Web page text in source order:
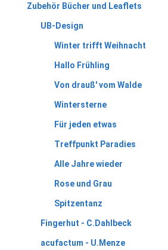
Zubehör Bücher und Leaflets
UB-Design
Winter trifft Weihnacht
Hallo Frühling
Von drauß' vom Walde
Wintersterne
Für jeden etwas
Treffpunkt Paradies
Alle Jahre wieder
Rose und Grau
Spitzentanz
Fingerhut - C.Dahlbeck
acufactum - U.Menze